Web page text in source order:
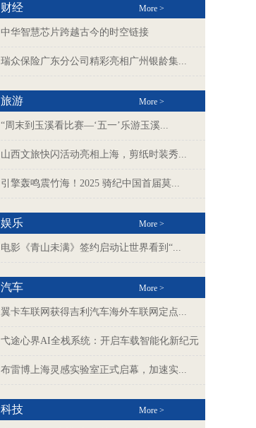
财经 More >
中华智慧芯片跨越古今的时空链接
瑞众保险广东分公司精彩亮相广州银龄集...
旅游 More >
“周末到玉溪看比赛—‘五一’乐游玉溪...
山西文旅快闪活动亮相上海，剪纸时装秀...
引擎轰鸣震竹海！2025 骑纪中国首届莫...
娱乐 More >
电影《青山未满》签约启动让世界看到“...
汽车 More >
翼卡车联网获得吉利汽车海外车联网定点...
弋途心界AI全栈系统：开启车载智能化新纪元
布雷博上海灵感实验室正式启幕，加速实...
科技 More >